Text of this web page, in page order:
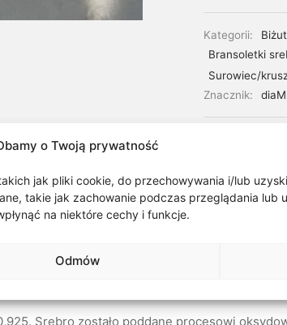
o Twoją prywatność
jak pliki cookie, do przechowywania i/lub
takie jak zachowanie podczas przeglądania lub
na niektóre cechy i funkcje.
Odmów
Kategorii:
Bransoletki
Surowiec/
Znacznik:
Srebro zostało poddane procesowi